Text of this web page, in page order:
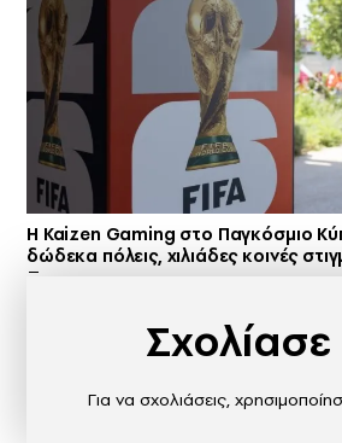
H Kaizen Gaming στο Παγκόσμιο
δώδεκα πόλεις, χιλιάδες κοινές
Για να σχολιάσεις,